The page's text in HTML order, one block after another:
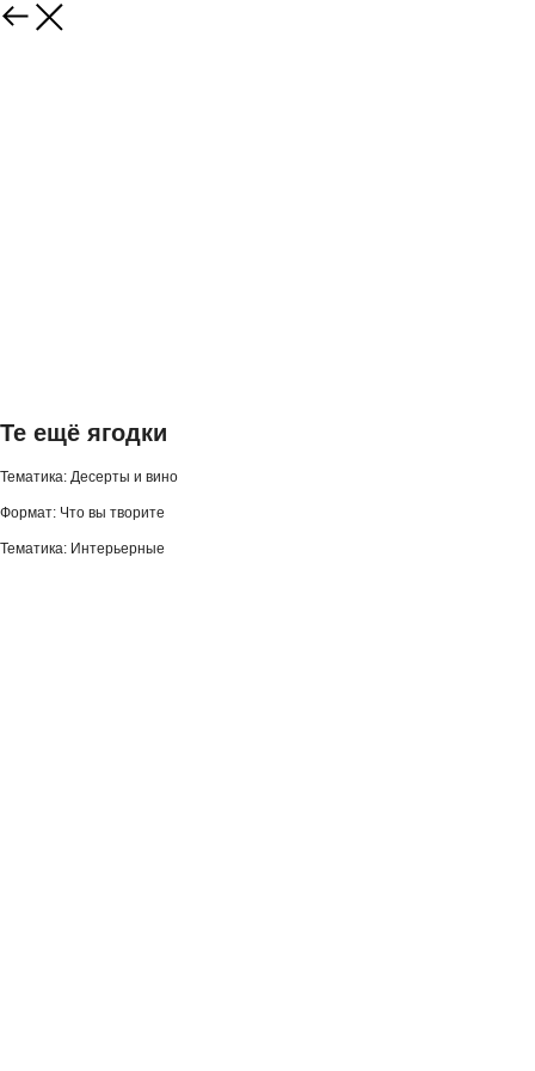
Те ещё ягодки
Тематика: Десерты и вино
Формат: Что вы творите
Тематика: Интерьерные